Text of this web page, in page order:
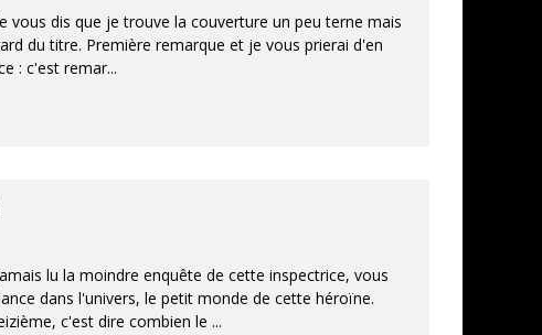
vous dis que je trouve la couverture un peu terne mais
du titre. Première remarque et je vous prierai d'en
: c'est remar...
lu la moindre enquête de cette inspectrice, vous
dans l'univers, le petit monde de cette héroïne.
c'est dire combien le ...